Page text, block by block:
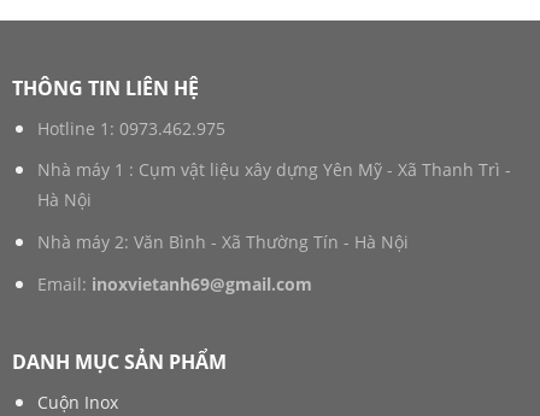
THÔNG TIN LIÊN HỆ
Hotline 1: 0973.462.975
Nhà máy 1 : Cụm vật liệu xây dựng Yên Mỹ - Xã Thanh Trì -
Hà Nội
Nhà máy 2: Văn Bình - Xã Thường Tín - Hà Nội
Email: inoxvietanh69@gmail.com
DANH MỤC SẢN PHẨM
Cuộn Inox